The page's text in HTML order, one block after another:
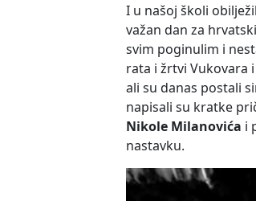
I u našoj školi
važan dan za
svim poginulim i
rata i žrtvi Vukovara
ali su danas postali
napisali su kratke
Nikole Milanovića i
nastavku.